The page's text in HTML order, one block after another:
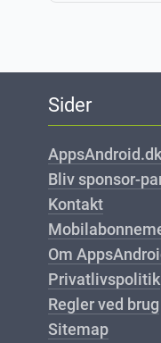
Sider
AppsAndroid.dk
Bliv sponsor-
Kontakt
Om
Privatlivspolitik
Regler ved brug
Sitemap